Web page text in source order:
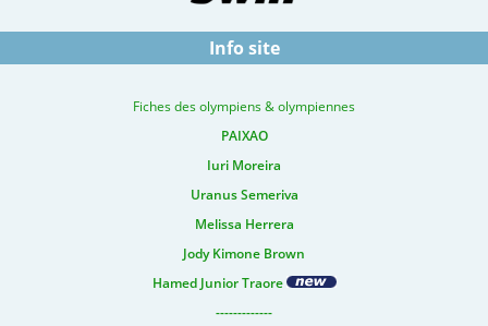
Info site
Fiches des olympiens & olympiennes
PAIXAO
Iuri Moreira
Uranus Semeriva
Melissa Herrera
Jody Kimone Brown
Hamed Junior Traore
-------------